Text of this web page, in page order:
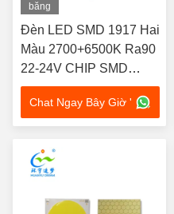
băng
hình
Đèn LED SMD 1917 Hai
Màu 2700+6500K Ra90
22-24V CHIP SMD
Dành Cho Đèn Chụp
Ảnh
Chat Ngay Bây Giờ '